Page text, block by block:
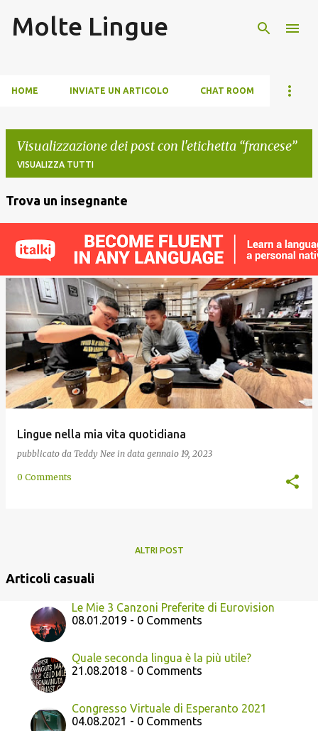
Molte Lingue
HOME INVIATE UN ARTICOLO CHAT ROOM
Visualizzazione dei post con l'etichetta francese
VISUALIZZA TUTTI
t
Trova un insegnante
Lingue nella mia vita quotidiana
pubblicato da Teddy Nee in data gennaio 19, 2023
0 Comments
ALTRI POST
Articoli casuali
Le Mie 3 Canzoni Preferite di Eurovision
08.01.2019 - 0 Comments
Quale seconda lingua è la più utile?
21.08.2018 - 0 Comments
Congresso Virtuale di Esperanto 2021
04.08.2021 - 0 Comments